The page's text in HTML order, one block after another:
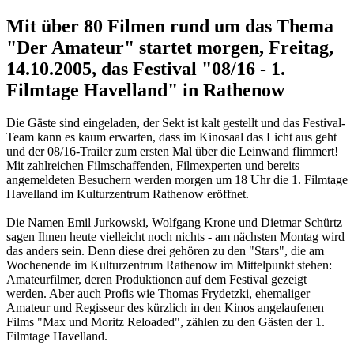
Mit über 80 Filmen rund um das Thema
"Der Amateur" startet morgen, Freitag,
14.10.2005, das Festival "08/16 - 1.
Filmtage Havelland" in Rathenow
Die Gäste sind eingeladen, der Sekt ist kalt gestellt und das Festival-
Team kann es kaum erwarten, dass im Kinosaal das Licht aus geht
und der 08/16-Trailer zum ersten Mal über die Leinwand flimmert!
Mit zahlreichen Filmschaffenden, Filmexperten und bereits
angemeldeten Besuchern werden morgen um 18 Uhr die 1. Filmtage
Havelland im Kulturzentrum Rathenow eröffnet.
Die Namen Emil Jurkowski, Wolfgang Krone und Dietmar Schürtz
sagen Ihnen heute vielleicht noch nichts - am nächsten Montag wird
das anders sein. Denn diese drei gehören zu den "Stars", die am
Wochenende im Kulturzentrum Rathenow im Mittelpunkt stehen:
Amateurfilmer, deren Produktionen auf dem Festival gezeigt
werden. Aber auch Profis wie Thomas Frydetzki, ehemaliger
Amateur und Regisseur des kürzlich in den Kinos angelaufenen
Films "Max und Moritz Reloaded", zählen zu den Gästen der 1.
Filmtage Havelland.